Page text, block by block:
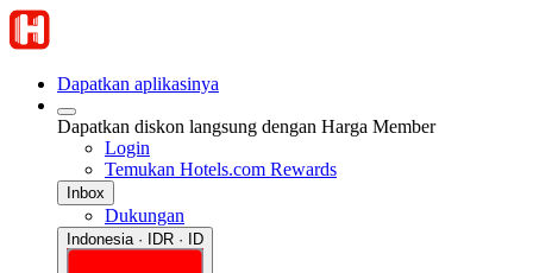
Dapatkan aplikasinya
Dapatkan diskon langsung dengan Harga Member
Login
Temukan Hotels.com Rewards
Inbox
Dukungan
Indonesia · IDR · ID